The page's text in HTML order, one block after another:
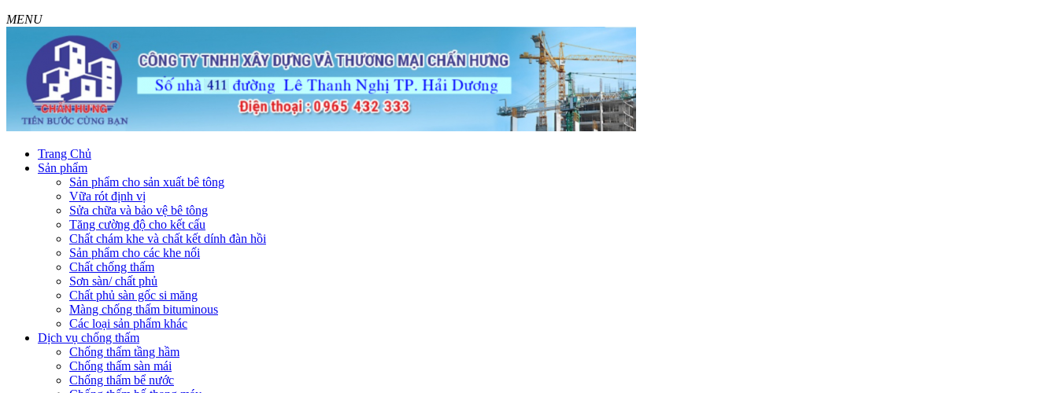
MENU
Trang Chủ
Sản phẩm
Sản phẩm cho sản xuất bê tông
Vữa rót định vị
Sửa chữa và bảo vệ bê tông
Tăng cường độ cho kết cấu
Chất chám khe và chất kết dính đàn hồi
Sản phẩm cho các khe nối
Chất chống thấm
Sơn sàn/ chất phủ
Chất phủ sàn gốc si măng
Màng chống thấm bituminous
Các loại sản phẩm khác
Dịch vụ chống thấm
Chống thấm tầng hầm
Chống thấm sàn mái
Chống thấm bể nước